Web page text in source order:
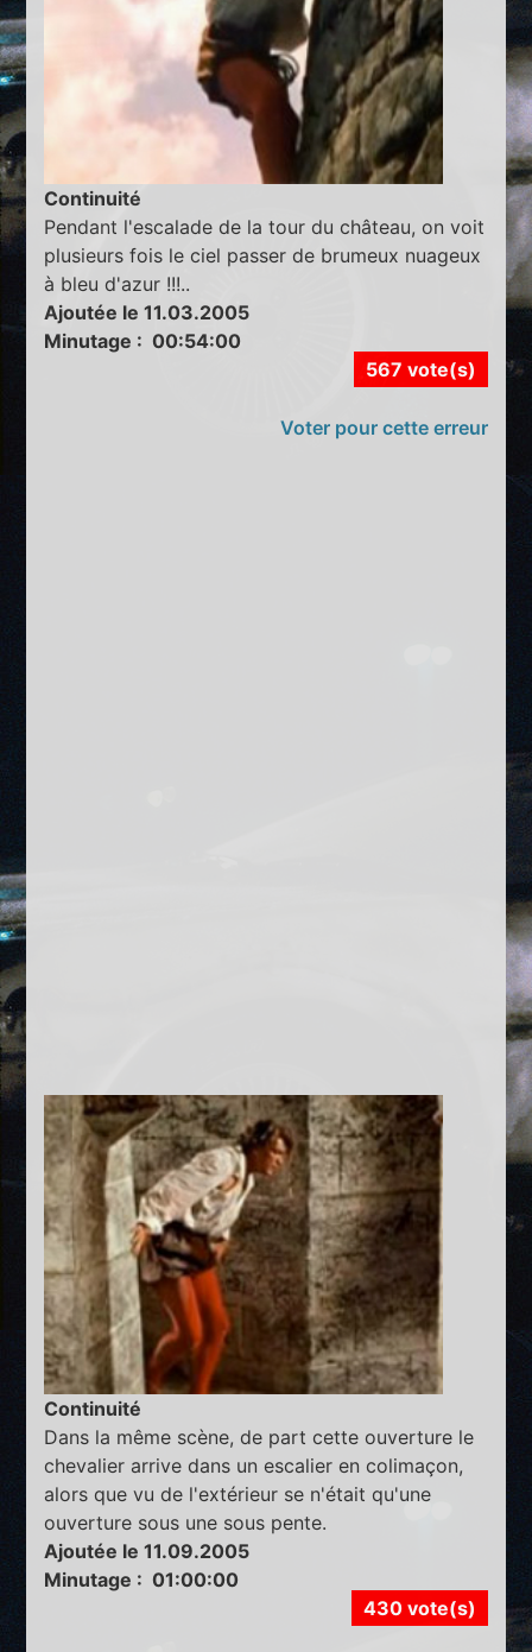
Continuité
Pendant l'escalade de la tour du château, on voit
plusieurs fois le ciel passer de brumeux nuageux
à bleu d'azur !!!..
Ajoutée le 11.03.2005
Minutage : 00:54:00
567 vote(s)
Voter pour cette erreur
Continuité
Dans la même scène, de part cette ouverture le
chevalier arrive dans un escalier en colimaçon,
alors que vu de l'extérieur se n'était qu'une
ouverture sous une sous pente.
Ajoutée le 11.09.2005
Minutage : 01:00:00
430 vote(s)